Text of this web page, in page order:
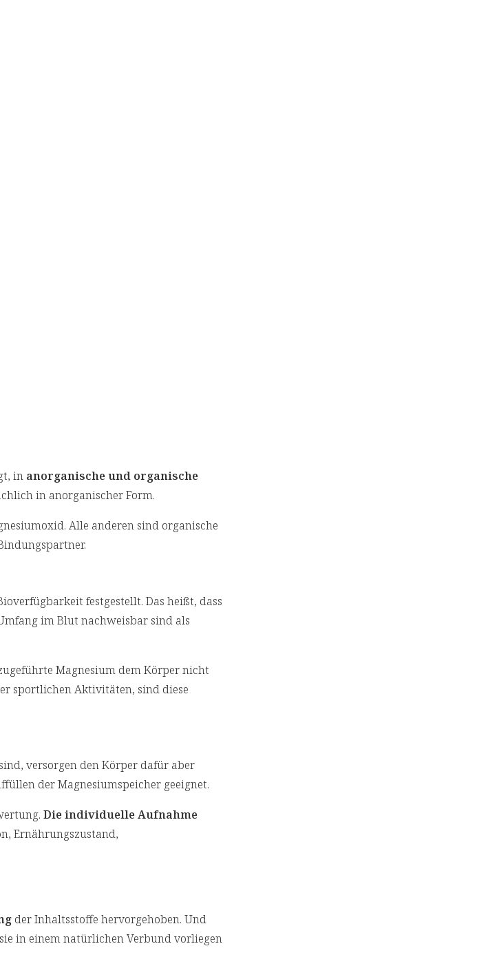
in anorganische und organische
in anorganischer Form.
Alle anderen sind organische
festgestellt. Das heißt, dass
im Blut nachweisbar sind als
Magnesium dem Körper nicht
sportlichen Aktivitäten, sind diese
versorgen den Körper dafür aber
der Magnesiumspeicher geeignet.
Die individuelle Aufnahme
Ernährungszustand,
der Inhaltsstoffe hervorgehoben. Und
in einem natürlichen Verbund vorliegen